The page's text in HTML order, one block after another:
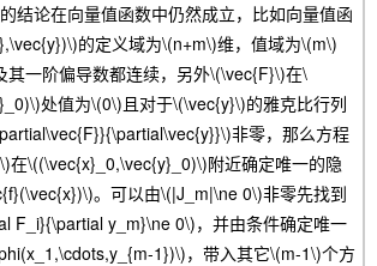
论在向量值函数中仍然成立，比如向量值函
的定义域为\(n+m\)维，值域为\(m\)
其一阶偏导数都连续，另外\(\vec{F}\)在\
处值为\(0\)且对于\(\vec{y}\)的雅克比行列
非零，那么方程
在\((\vec{x}_0,\vec{y}_0)\)附近确定唯一的隐
。可以由\(|J_m|\ne 0\)非零先找到
F_i}{\partial y_m}\ne 0\)，并由条件确定唯一
1})\)，带入其它\(m-1\)个方